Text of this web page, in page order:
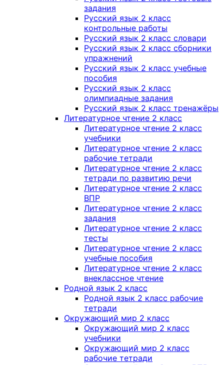
задания
Русский язык 2 класс
контрольные работы
Русский язык 2 класс словари
Русский язык 2 класс сборники
упражнений
Русский язык 2 класс учебные
пособия
Русский язык 2 класс
олимпиадные задания
Русский язык 2 класс тренажёры
Литературное чтение 2 класс
Литературное чтение 2 класс
учебники
Литературное чтение 2 класс
рабочие тетради
Литературное чтение 2 класс
тетради по развитию речи
Литературное чтение 2 класс
ВПР
Литературное чтение 2 класс
задания
Литературное чтение 2 класс
тесты
Литературное чтение 2 класс
учебные пособия
Литературное чтение 2 класс
внеклассное чтение
Родной язык 2 класс
Родной язык 2 класс рабочие
тетради
Окружающий мир 2 класс
Окружающий мир 2 класс
учебники
Окружающий мир 2 класс
рабочие тетради